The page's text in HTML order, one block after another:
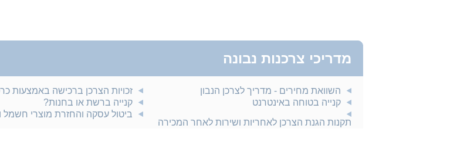
מדריכי צרכנות נבונה
השוואת מחירים - מדריך לצרכן הנבון
קנייה בטוחה באינטרנט
תקנות הגנת הצרכן לאחריות ושירות לאחר המכירה
זכויות הצרכן ברכישה באמצעות
קנייה ברשת או בחנות?
ביטול עסקה והחזרת מוצרי חשמל